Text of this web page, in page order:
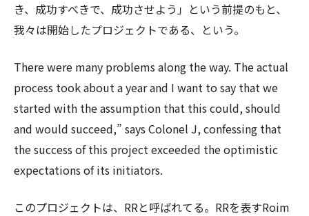
き、成功すべきで、成功させよう」という前提のもと、
我々は開始したプロジェクトである、という。
There were many problems along the way. The actual
process took about a year and I want to say that we
started with the assumption that this could, should
and would succeed,” says Colonel J, confessing that
the success of this project exceeded the optimistic
expectations of its initiators.
このプロジェクトは、RRと呼ばれてる。RRを表すRoim